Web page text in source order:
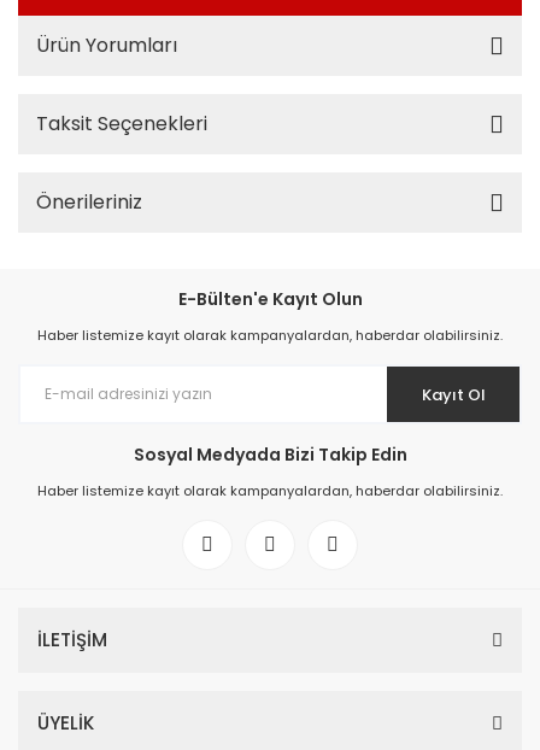
Ürün Yorumları
Taksit Seçenekleri
Önerileriniz
E-Bülten'e Kayıt Olun
Haber listemize kayıt olarak kampanyalardan, haberdar olabilirsiniz.
Kayıt Ol
Sosyal Medyada Bizi Takip Edin
Haber listemize kayıt olarak kampanyalardan, haberdar olabilirsiniz.
İLETİŞİM
ÜYELİK